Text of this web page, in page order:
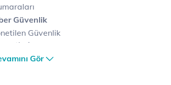
Güvenlik
Güvenlik
Güvenlik Merkezi
Gör